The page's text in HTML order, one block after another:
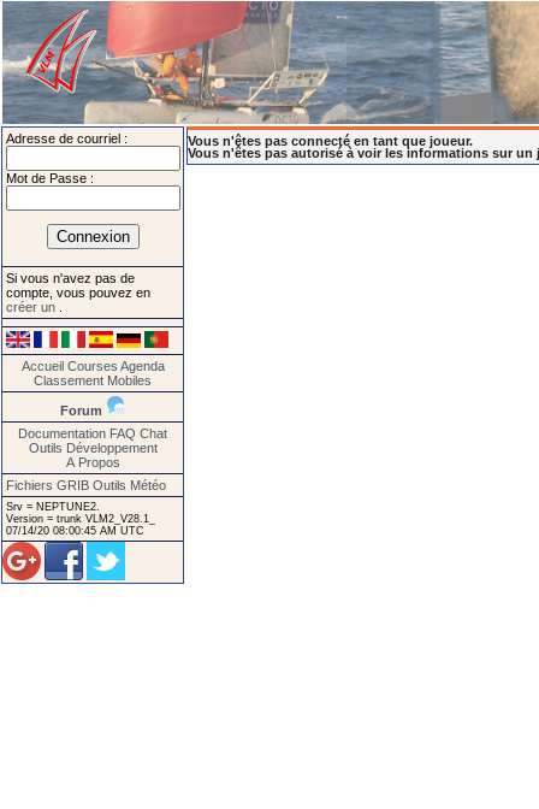
Adresse de courriel :
Mot de Passe :
Si vous n'avez pas de
compte, vous pouvez en
créer un
Accueil Courses Agenda
Classement Mobiles
Forum
Documentation FAQ Chat
Outils Développement
A Propos
Fichiers GRIB Outils Météo
Srv = NEPTUNE2.
Version = trunk VLM2_V28.1_
07/14/20 08:00:45 AM UTC
Vous n'êtes pas connecté en tant que joueur.
Vous n'êtes pas autorisé à voir les informations sur un